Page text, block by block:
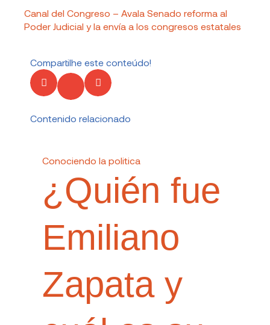
Canal del Congreso – Avala Senado reforma al
Poder Judicial y la envía a los congresos estatales
Compartilhe este conteúdo!
Contenido relacionado
Conociendo la politica
¿Quién fue
Emiliano
Zapata y